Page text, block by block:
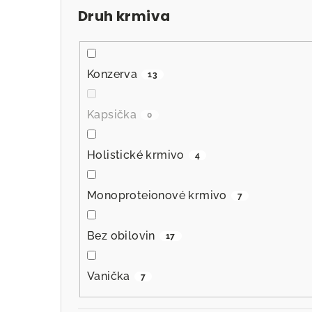
Druh krmiva
Konzerva 13
Kapsička 0
Holistické krmivo 4
Monoproteionové krmivo 7
Bez obilovin 17
Vanička 7